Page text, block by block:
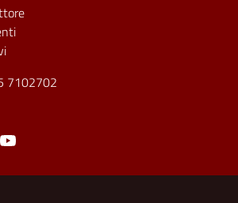
7102702
utili